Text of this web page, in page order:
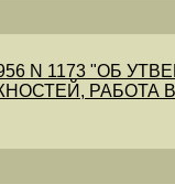
N 1173 "ОБ
РАБОТА